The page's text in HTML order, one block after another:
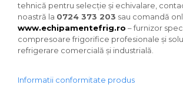
tehnică pentru selecție și echivalare,
noastră la 0724 373 203 sau comandă
www.echipamentefrig.ro – furnizor
compresoare frigorifice profesionale și
refrigerare comercială și industrială.
Informatii conformitate produs